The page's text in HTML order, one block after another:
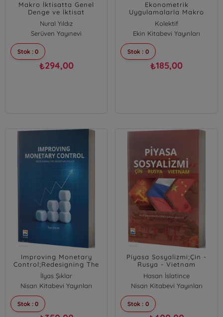
Makro İktisatta Genel
Denge ve İktisat
Politikalarının Etkinliği
Nural Yıldız
Serüven Yayınevi
Stok : 0
₺294,00
Ekonometrik
Uygulamalarla Makro
İktisat Çalışmaları
Kolektif
Ekin Kitabevi Yayınları
Stok : 0
₺185,00
Improving Monetary
Control;Redesigning The
Monetary Policy
İlyas Şıklar
Nisan Kitabevi Yayınları
Stok : 0
Piyasa Sosyalizmi;Çin -
Rusya - Vietnam
Hasan İslatince
Ayça Gündüz
Nisan Kitabevi Yayınları
Stok : 0